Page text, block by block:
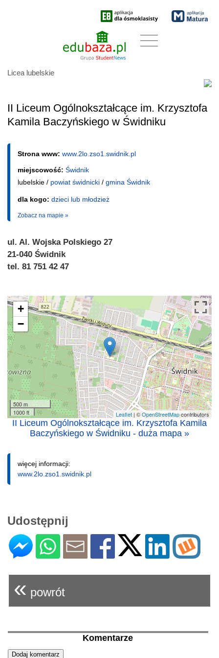
Licea lubelskie
II Liceum Ogólnokształcące im. Krzysztofa
Kamila Baczyńskiego w Świdniku
Strona www: www.2lo.zso1.swidnik.pl
miejscowość: Świdnik
lubelskie / powiat świdnicki / gmina Świdnik
dla kogo: dzieci lub młodzież
Zobacz na mapie »
ul. Al. Wojska Polskiego 27
21-040 Świdnik
tel. 81 751 42 47
+
−
500 m
1000 ft
Leaflet| ©OpenStreetMapcontributors
II Liceum Ogólnokształcące im. Krzysztofa Kamila
Baczyńskiego w Świdniku - duża mapa »
więcej informacji:
www.2lo.zso1.swidnik.pl
Udostępnij
« powrót
Komentarze